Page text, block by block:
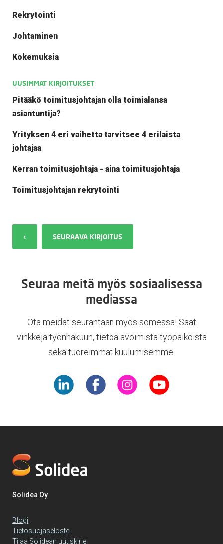
Rekrytointi
Johtaminen
Kokemuksia
UUSIMMAT KIRJOITUKSET
Pitääkö toimitusjohtajan olla toimialansa
asiantuntija?
Yrityksen 4 eri vaihetta tarvitsee 4 erilaista
johtajaa
Kerran toimitusjohtaja - aina toimitusjohtaja
Toimitusjohtajan rekrytointi
‹ SEURAAVA KIRJOITUS
Seuraa meitä myös sosiaalisessa
mediassa
Ota meidät seurantaan myös somessa! Saat
vinkkejä työnhakuun, tietoa avoimista työpaikoista
sekä tuoreimmat kuulumisemme.
Solidea Oy
Blogi
Tietosuojaseloste
Tilaa Solidean uutiskirje